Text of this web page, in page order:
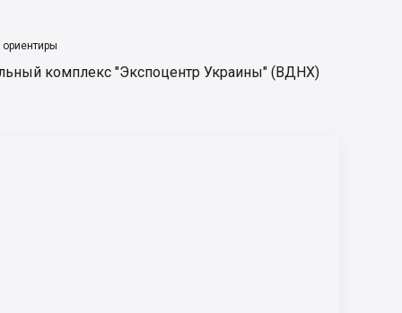
комплекс "Экспоцентр Украины" (ВДНХ)